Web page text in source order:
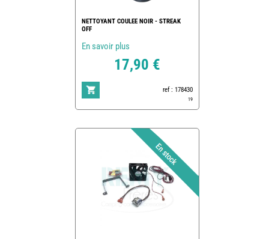
NETTOYANT COULEE NOIR - STREAK
OFF
En savoir plus
17,90 €
ref : 178430
19